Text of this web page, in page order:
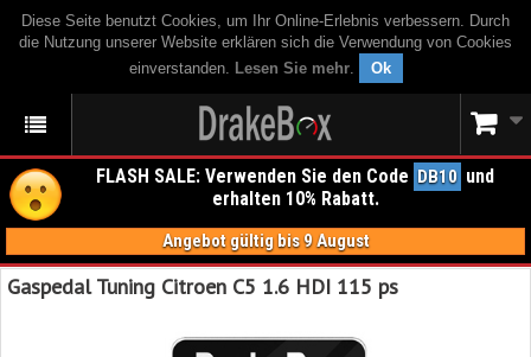
Diese Seite benutzt Cookies, um Ihr Online-Erlebnis verbessern. Durch
die Nutzung unserer Website erklären sich die Verwendung von Cookies
einverstanden. Lesen Sie mehr. Ok
FLASH SALE: Verwenden Sie den Code DB10 und
erhalten 10% Rabatt.
Angebot gültig bis 9 August
Gaspedal Tuning Citroen C5 1.6 HDI 115 ps